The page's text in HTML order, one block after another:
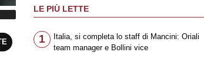
LE PIÙ LETTE
1
Italia, si completa lo staff di Mancini: Oriali
team manager e Bollini vice